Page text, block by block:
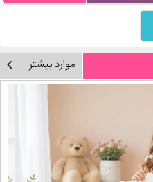
موارد بیشتر